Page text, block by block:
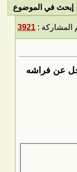
إبحث في الموضوع
المشاركة : 3921
عن فراشه